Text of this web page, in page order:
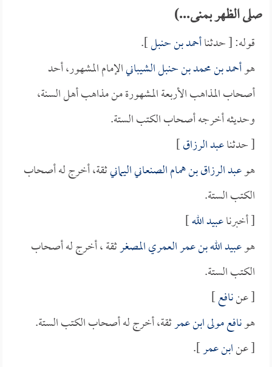
صلى الظهر بمنى...)
قوله: [ حدثناأحمد بن حنبل].
هوأحمد بن محمد بن حنبل الشيبانيالإمام المشهور، أحد
أصحاب المذاهب الأربعة المشهورة من مذاهب أهل السنة،
وحديثه أخرجه أصحاب الكتب الستة.
[ حدثناعبد الرزاق]
هوعبد الرزاق بن همام الصنعاني اليمانيثقة، أخرج له أصحاب
الكتب الستة.
[ أخبرناعبيد الله]
هوعبيد الله بن عمر العمري المصغرثقة ، أخرج له أصحاب
الكتب الستة.
[ عننافع]
هونافع مولى ابن عمرثقة، أخرج له أصحاب الكتب الستة.
[ عنابن عمر].